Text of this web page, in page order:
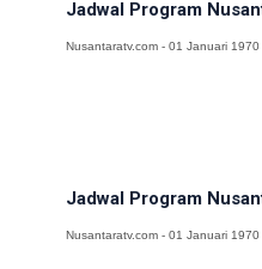
Jadwal Program
Nusantaratv.com - 01 Januari 1970
Jadwal Program
Nusantaratv.com - 01 Januari 1970